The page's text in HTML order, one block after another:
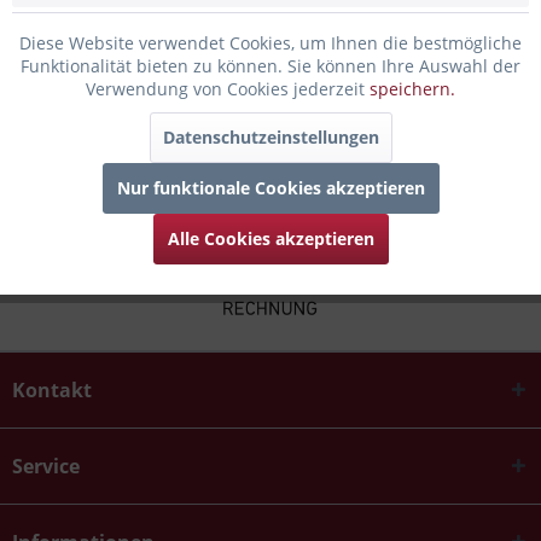
Infos zum Hersteller
Folgende Infos zum Hersteller sind verfübar......
Kontakt
Service
Diese Website verwendet Cookies, um Ihnen die bestmögliche
Funktionalität bieten zu können. Sie können Ihre Auswahl der
Verwendung von Cookies jederzeit speichern.
Datenschutzeinstellungen
Nur funktionale Cookies akzeptieren
Alle Cookies akzeptieren